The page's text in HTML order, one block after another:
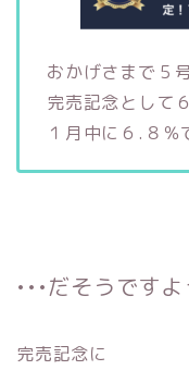
おかげさまで５
完売記念として
１月中に６.８％
•••だそうですよ
完売記念に